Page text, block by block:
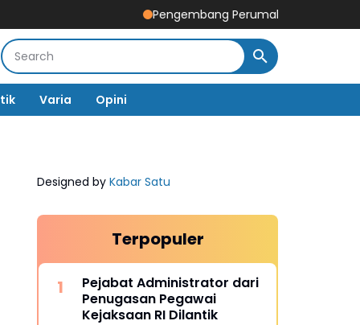
Pengembang Perumahan Disomasi Kedua
Varia Opini
Designed by Kabar Satu
Terpopuler
Pejabat Administrator dari
Penugasan Pegawai
Kejaksaan RI Dilantik